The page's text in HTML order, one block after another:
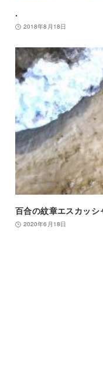
.
2018年8月18日
百合の紋章エスカッシ
2020年6月18日